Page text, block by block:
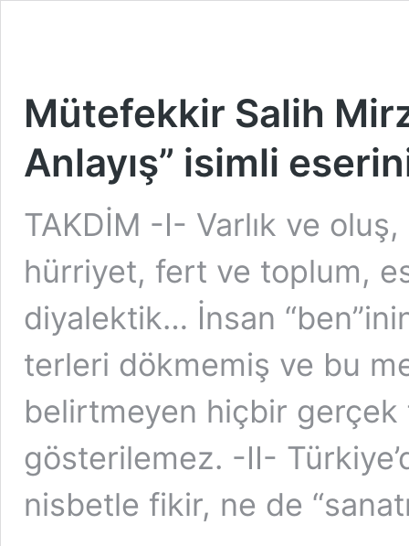
Mütefekkir Salih
Anlayış” isimli
TAKDİM -I- Varlık ve
hürriyet, fert ve toplum,
diyalektik… İnsan
terleri dökmemiş ve bu
belirtmeyen hiçbir gerçek
gösterilemez. -II-
nisbetle fikir, ne de